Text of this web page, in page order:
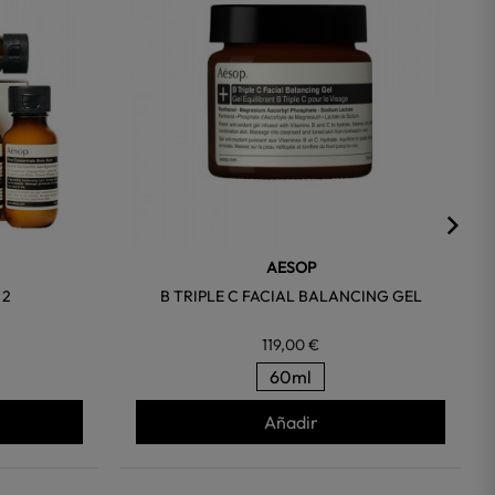
AESOP
B TRIPLE C FACIAL BALANCING GEL
119,00 €
60ml
Añadir